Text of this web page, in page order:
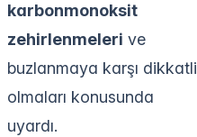
karbonmonoksit
zehirlenmeleri ve
buzlanmaya karşı dikkatli
olmaları konusunda
uyardı.